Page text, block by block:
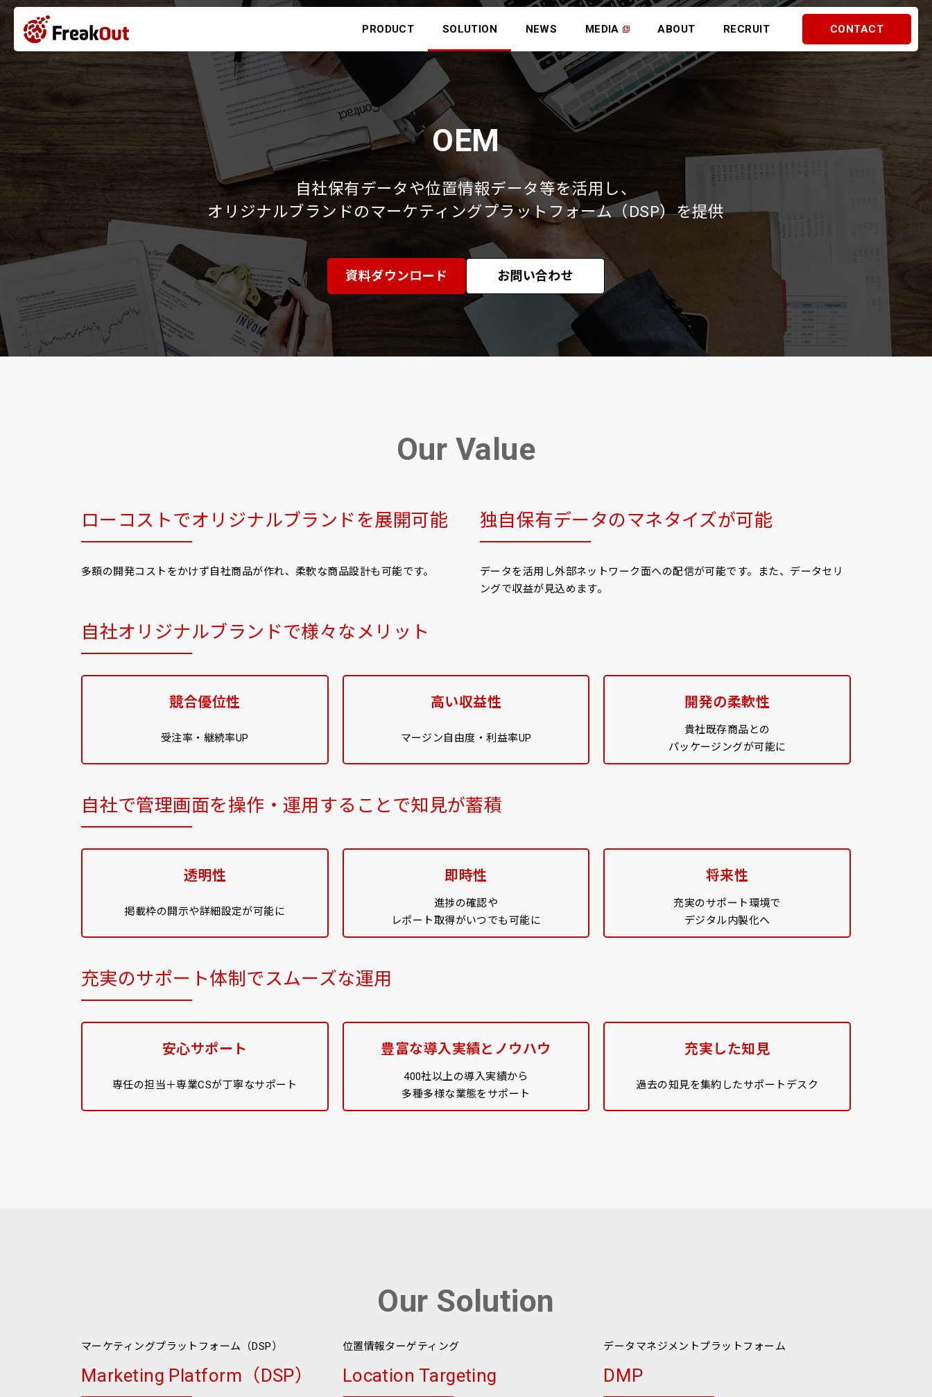
PRODUCT SOLUTION NEWS MEDIA ABOUT RECRUIT CONTACT
OEM
自社保有データや位置情報データ等を活用し、
オリジナルブランドのマーケティングプラットフォーム（DSP）を提供
資料ダウンロード お問い合わせ
Our Value
ローコストでオリジナルブランドを展開可能
多額の開発コストをかけず自社商品が作れ、柔軟な商品設計も可能です。
独自保有データのマネタイズが可能
データを活用し外部ネットワーク面への配信が可能です。また、データセリ
ングで収益が見込めます。
自社オリジナルブランドで様々なメリット
競合優位性
受注率・継続率UP
高い収益性
マージン自由度・利益率UP
開発の柔軟性
貴社既存商品との
パッケージングが可能に
自社で管理画面を操作・運用することで知見が蓄積
透明性
掲載枠の開示や詳細設定が可能に
即時性
進捗の確認や
レポート取得がいつでも可能に
将来性
充実のサポート環境で
デジタル内製化へ
充実のサポート体制でスムーズな運用
安心サポート
専任の担当＋専業CSが丁寧なサポート
豊富な導入実績とノウハウ
400社以上の導入実績から
多種多様な業態をサポート
充実した知見
過去の知見を集約したサポートデスク
Our Solution
マーケティングプラットフォーム（DSP）
Marketing Platform（DSP）
位置情報ターゲティング
Location Targeting
データマネジメントプラットフォーム
DMP